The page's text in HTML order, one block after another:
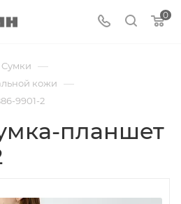
0
Cумки —
кожи —
9901-2
планшет